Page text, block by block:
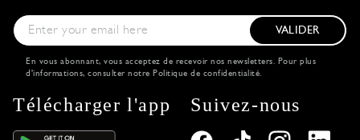
VALIDER
En vous abonnant, vous acceptez de recevoir nos newsletters. Pour plus
d'informations, consulter notre Politique de confidentialité.
Télécharger l'app Suivez-nous